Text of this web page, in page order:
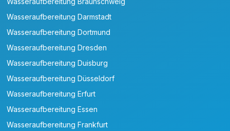
Wasseraufbereitung Darmstadt
Wasseraufbereitung Dortmund
Wasseraufbereitung Dresden
Wasseraufbereitung Duisburg
Wasseraufbereitung Düsseldorf
Wasseraufbereitung Erfurt
Wasseraufbereitung Essen
Wasseraufbereitung Frankfurt